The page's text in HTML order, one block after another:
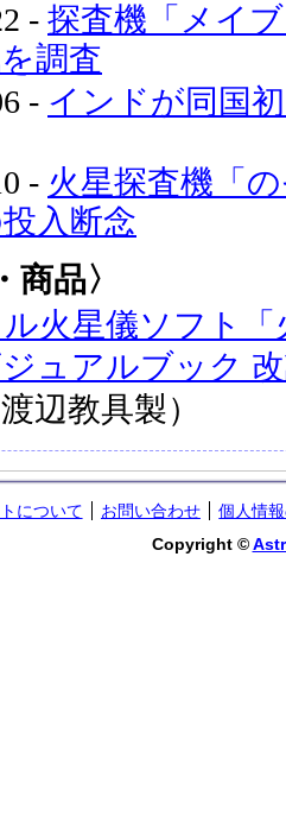
- 探査機「メイ
調査
- インドが同国
- 火星探査機「
入断念
商品〉
火星儀ソフト
ュアルブック
渡辺教具製）
について お問い合わせ
個人情
Copyright ©